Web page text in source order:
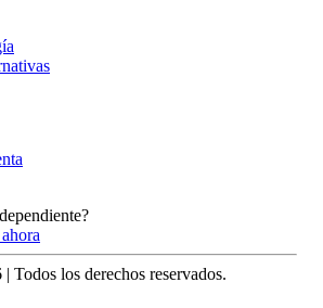
| Todos los derechos reservados.